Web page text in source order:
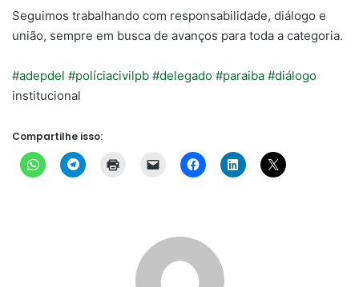
Seguimos trabalhando com responsabilidade, diálogo e
união, sempre em busca de avanços para toda a categoria.
#adepdel #políciacivilpb #delegado #paraiba #diálogo
institucional
Compartilhe isso: